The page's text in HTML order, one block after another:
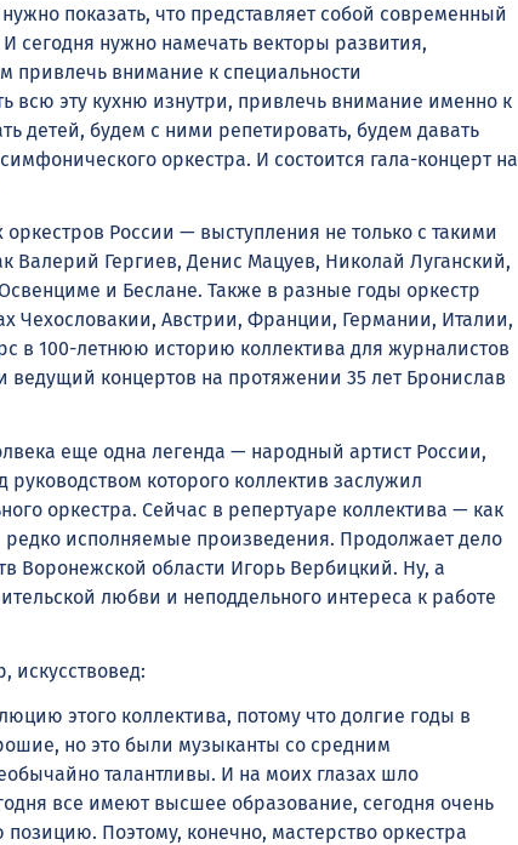
показать, что представляет собой современный
сегодня нужно намечать векторы развития,
привлечь внимание к специальности
всю эту кухню изнутри, привлечь внимание именно к
детей, будем с ними репетировать, будем давать
оркестра. И состоится гала-концерт на
России — выступления не только с такими
Валерий Гергиев, Денис Мацуев, Николай Луганский,
и Беслане. Также в разные годы оркестр
Чехословакии, Австрии, Франции, Германии, Италии,
в 100-летнюю историю коллектива для журналистов
ведущий концертов на протяжении 35 лет Бронислав
еще одна легенда — народный артист России,
которого коллектив заслужил
оркестра. Сейчас в репертуаре коллектива — как
исполняемые произведения. Продолжает дело
Воронежской области Игорь Вербицкий. Ну, а
любви и неподдельного интереса к работе
искусствовед:
этого коллектива, потому что долгие годы в
но это были музыканты со средним
талантливы. И на моих глазах шло
все имеют высшее образование, сегодня очень
Поэтому, конечно, мастерство оркестра